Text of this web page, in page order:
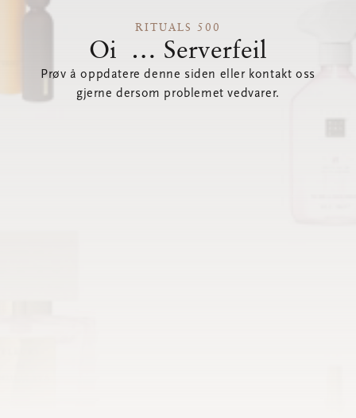
RITUALS 500
Oi … Serverfeil
Prøv å oppdatere denne siden eller kontakt oss
gjerne dersom problemet vedvarer.